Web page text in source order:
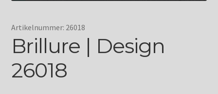
Artikelnummer: 26018
Brillure | Design
26018